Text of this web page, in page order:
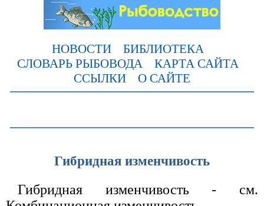
НОВОСТИ
БИБЛИОТЕКА
СЛОВАРЬ РЫБОВОДА
КАРТА САЙТА
ССЫЛКИ
О САЙТЕ
Гибридная изменчивость
Гибридная изменчивость - см.